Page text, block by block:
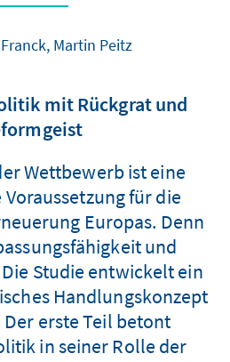
Martin Peitz
mit Rückgrat und
Wettbewerb ist eine
für die
Europas. Denn
und
Studie entwickelt ein
Handlungskonzept
erste Teil betont
in seiner Rolle der